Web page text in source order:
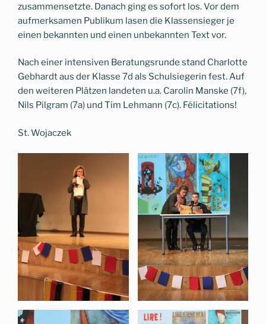
zusammensetzte. Danach ging es sofort los. Vor dem
aufmerksamen Publikum lasen die Klassensieger je
einen bekannten und einen unbekannten Text vor.
Nach einer intensiven Beratungsrunde stand Charlotte
Gebhardt aus der Klasse 7d als Schulsiegerin fest. Auf
den weiteren Plätzen landeten u.a. Carolin Manske (7f),
Nils Pilgram (7a) und Tim Lehmann (7c). Félicitations!
St. Wojaczek